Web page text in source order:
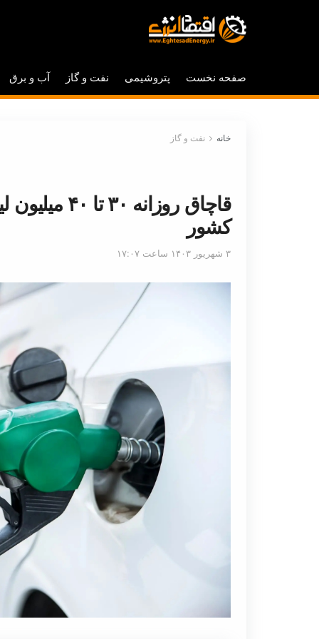
صفحه نخست پتروشیمی نفت و گاز آب و برق
خانه نفت و گاز
قاچاق
کشور
۳ شهریور ۱۴۰۳ ساعت ۱۷:۰۷